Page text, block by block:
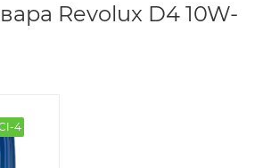
Revolux D4 10W-
4